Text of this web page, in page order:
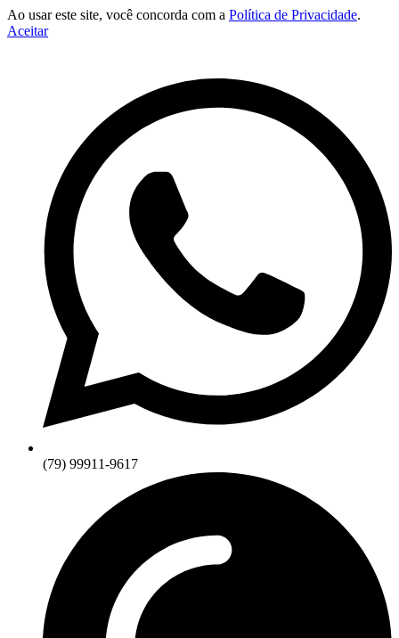
Ao usar este site, você concorda com a Política de Privacidade.
Aceitar
(79) 99911-9617